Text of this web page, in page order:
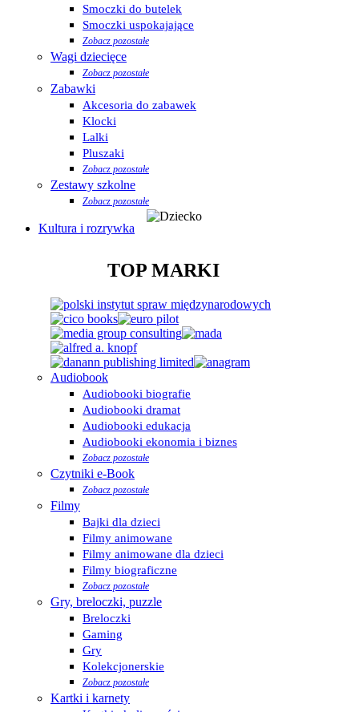
Smoczki do butelek
Smoczki uspokajające
Zobacz pozostałe
Wagi dziecięce
Zobacz pozostałe
Zabawki
Akcesoria do zabawek
Klocki
Lalki
Pluszaki
Zobacz pozostałe
Zestawy szkolne
Zobacz pozostałe
Kultura i rozrywka
TOP MARKI
Audiobook
Audiobooki biografie
Audiobooki dramat
Audiobooki edukacja
Audiobooki ekonomia i biznes
Zobacz pozostałe
Czytniki e-Book
Zobacz pozostałe
Filmy
Bajki dla dzieci
Filmy animowane
Filmy animowane dla dzieci
Filmy biograficzne
Zobacz pozostałe
Gry, breloczki, puzzle
Breloczki
Gaming
Gry
Kolekcjonerskie
Zobacz pozostałe
Kartki i karnety